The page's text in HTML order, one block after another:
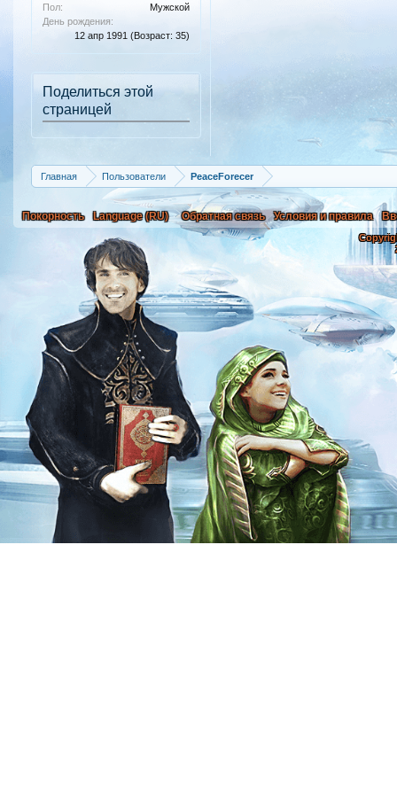
Пол:
Мужской
День рождения:
12 апр 1991 (Возраст: 35)
Поделиться этой
страницей
Главная Пользователи PeaceForecer
Покорность Language (RU) Обратная связь Условия и правила